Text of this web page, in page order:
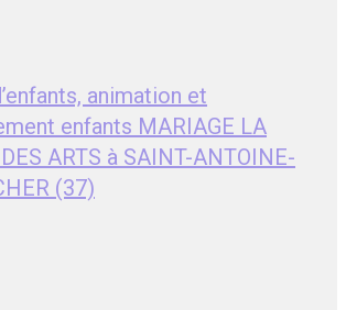
animation et
enfants MARIAGE LA
ARTS à SAINT-ANTOINE-
(37)